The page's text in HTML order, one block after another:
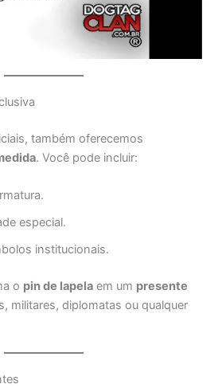
também oferecemos
. Você pode incluir:
especial.
institucionais.
o pin de lapela em um presente
militares, diplomatas ou qualquer